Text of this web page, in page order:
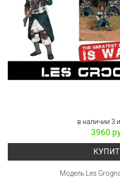
в наличии 3
3960
Модель Les